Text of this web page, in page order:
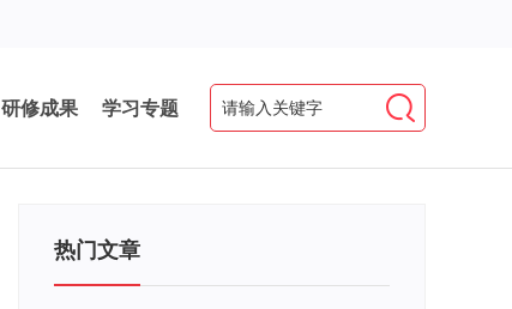
研修成果 学习专题
热门文章